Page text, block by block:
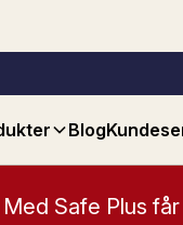
Blog
Med Safe Plus